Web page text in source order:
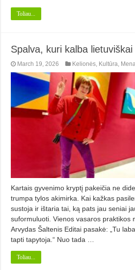
Toliau...
Spalva, kuri kalba lietuviškai
March 19, 2026 Kelionės, Kultūra,
Kartais gyvenimo kryptį pakeičia ne
trumpa tylos akimirka. Kai kažkas
sustoja ir ištaria tai, ką pats jau seniai
suformuluoti. Vienos vasaros praktikos
Arvydas Šaltenis Editai pasakė: „Tu
tapti tapytoja.“ Nuo tada …
Toliau...